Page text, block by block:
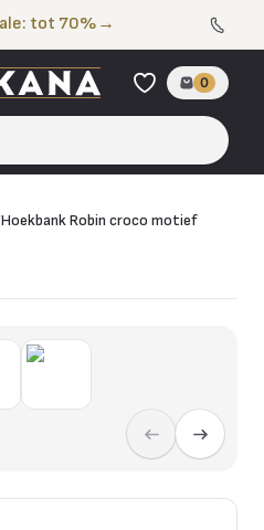
tot 70% →
0
Hoekbank Robin croco motief